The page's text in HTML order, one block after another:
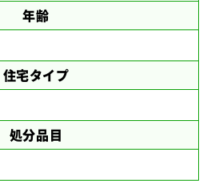
年齢
住宅タイプ
処分品目